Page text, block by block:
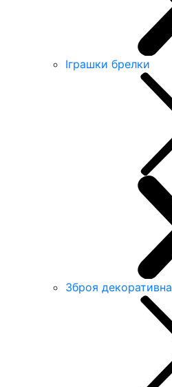
Іграшки брелки
Зброя декоративна